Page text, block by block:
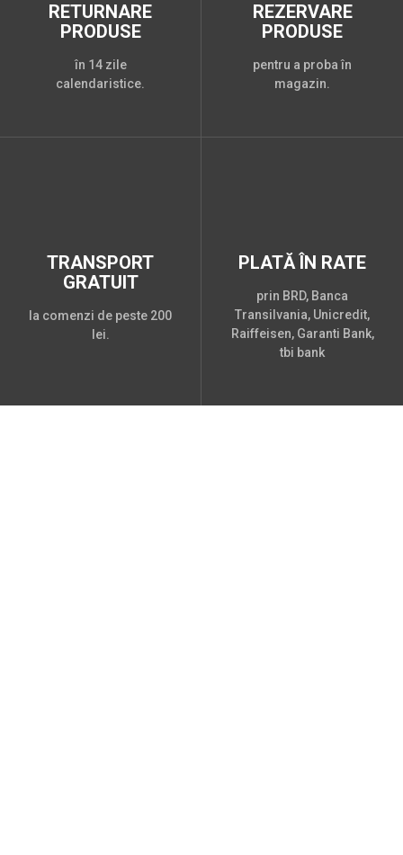
RETURNARE
PRODUSE
în 14 zile
calendaristice.
REZERVARE
PRODUSE
pentru a proba în
magazin.
TRANSPORT
GRATUIT
la comenzi de peste 200
lei.
PLATĂ ÎN RATE
prin BRD, Banca
Transilvania, Unicredit,
Raiffeisen, Garanti Bank,
tbi bank